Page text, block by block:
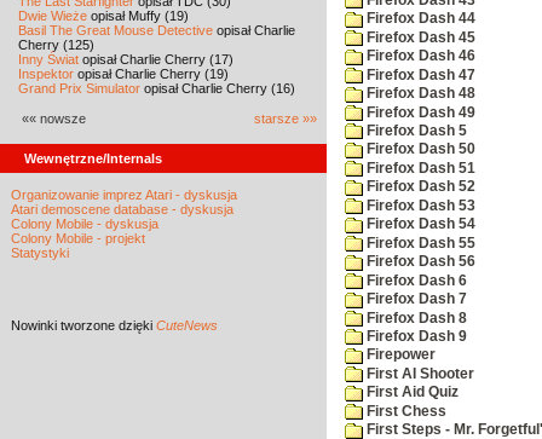
Dwie Wieże opisał Muffy (19)
Basil The Great Mouse Detective opisał Charlie
Cherry (125)
Inny Świat opisał Charlie Cherry (17)
Inspektor opisał Charlie Cherry (19)
Grand Prix Simulator opisał Charlie Cherry (16)
«« nowsze starsze »»
Wewnętrzne/Internals
Organizowanie imprez Atari - dyskusja
Atari demoscene database - dyskusja
Colony Mobile - dyskusja
Colony Mobile - projekt
Statystyki
Nowinki tworzone dzięki CuteNews
Firefox Dash 44
Firefox Dash 45
Firefox Dash 46
Firefox Dash 47
Firefox Dash 48
Firefox Dash 49
Firefox Dash 5
Firefox Dash 50
Firefox Dash 51
Firefox Dash 52
Firefox Dash 53
Firefox Dash 54
Firefox Dash 55
Firefox Dash 56
Firefox Dash 6
Firefox Dash 7
Firefox Dash 8
Firefox Dash 9
Firepower
First AI Shooter
First Aid Quiz
First Chess
First Steps - Mr.